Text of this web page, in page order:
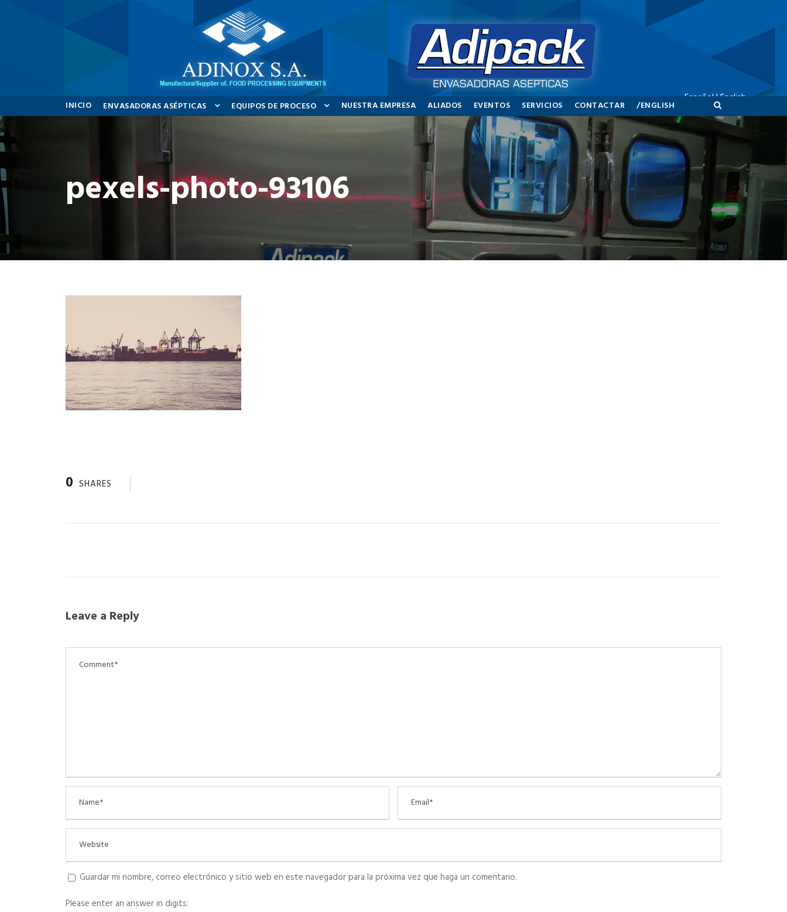
INICIO ENVASADORAS ASÉPTICAS EQUIPOS DE PROCESO NUESTRA EMPRESA ALIADOS EVENTOS SERVICIOS CONTACTAR /ENGLISH
pexels-photo-93106
0 SHARES
Leave a Reply
Guardar mi nombre, correo electrónico y sitio web en este navegador para la próxima vez que haga un comentario.
Please enter an answer in digits:
Español|English